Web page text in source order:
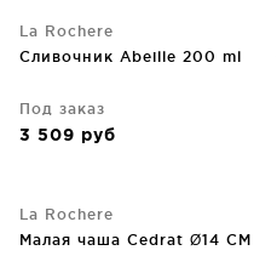
La Rochere
Сливочник Abeille 200 ml
Под заказ
3 509 руб
La Rochere
Малая чаша Cedrat Ø14 CM